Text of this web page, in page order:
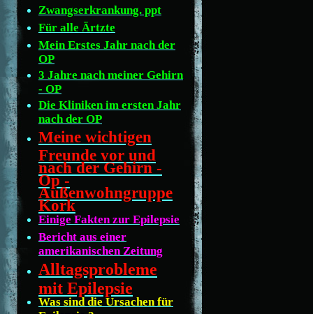
Zwangserkrankung. ppt
Für alle Ärtzte
Mein Erstes Jahr nach der
OP
3 Jahre nach meiner Gehirn
- OP
Die Kliniken im ersten Jahr
nach der OP
Meine wichtigen
Freunde vor und
nach der Gehirn -
Op -
Außenwohngruppe
Kork
Einige Fakten zur Epilepsie
Bericht aus einer
amerikanischen Zeitung
Alltagsprobleme
mit Epilepsie
Was sind die Ursachen für